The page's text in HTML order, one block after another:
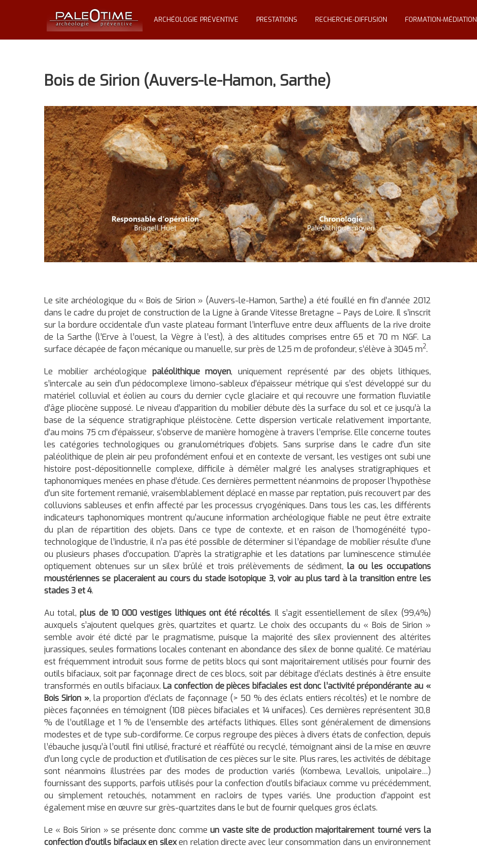
PALÉOTIME
Archéologie
ARCHÉOLOGIE PRÉVENTIVE PRESTATIONS RECHERCHE-DIFFUSION FORMATION-MÉDIATION
Bois de Sirion (Auvers-le-Hamon, Sarthe)
Le site archéologique du « Bois de Sirion » (Auvers-le-Hamon, Sarthe) a été fouillé en fin d’année 2012
dans le cadre du projet de construction de la Ligne à Grande Vitesse Bretagne – Pays de Loire. Il s’inscrit
sur la bordure occidentale d’un vaste plateau formant l’interfluve entre deux affluents de la rive droite
de la Sarthe (l’Erve à l’ouest, la Vègre à l’est), à des altitudes comprises entre 65 et 70 m NGF. La
surface décapée de façon mécanique ou manuelle, sur près de 1,25 m de profondeur, s’élève à 3045 m2.
Le mobilier archéologique paléolithique moyen, uniquement représenté par des objets lithiques,
s’intercale au sein d’un pédocomplexe limono-sableux d’épaisseur métrique qui s’est développé sur du
matériel colluvial et éolien au cours du dernier cycle glaciaire et qui recouvre une formation fluviatile
d’âge pliocène supposé. Le niveau d’apparition du mobilier débute dès la surface du sol et ce jusqu’à la
base de la séquence stratigraphique pléistocène. Cette dispersion verticale relativement importante,
d’au moins 75 cm d’épaisseur, s’observe de manière homogène à travers l’emprise. Elle concerne toutes
les catégories technologiques ou granulométriques d’objets. Sans surprise dans le cadre d’un site
paléolithique de plein air peu profondément enfoui et en contexte de versant, les vestiges ont subi une
histoire post-dépositionnelle complexe, difficile à démêler malgré les analyses stratigraphiques et
taphonomiques menées en phase d’étude. Ces dernières permettent néanmoins de proposer l’hypothèse
d’un site fortement remanié, vraisemblablement déplacé en masse par reptation, puis recouvert par des
colluvions sableuses et enfin affecté par les processus cryogéniques. Dans tous les cas, les différents
indicateurs taphonomiques montrent qu’aucune information archéologique fiable ne peut être extraite
du plan de répartition des objets. Dans ce type de contexte, et en raison de l’homogénéité typo-
technologique de l’industrie, il n’a pas été possible de déterminer si l’épandage de mobilier résulte d’une
ou plusieurs phases d’occupation. D’après la stratigraphie et les datations par luminescence stimulée
optiquement obtenues sur un silex brûlé et trois prélèvements de sédiment,la ou les occupations
moustériennes se placeraient au cours du stade isotopique 3, voir au plus tard à la transition entre les
stades 3 et 4.
Au total,plus de 10 000 vestiges lithiques ont été récoltés. Il s’agit essentiellement de silex (99,4%)
auxquels s’ajoutent quelques grès, quartzites et quartz. Le choix des occupants du « Bois de Sirion »
semble avoir été dicté par le pragmatisme, puisque la majorité des silex proviennent des altérites
jurassiques, seules formations locales contenant en abondance des silex de bonne qualité. Ce matériau
est fréquemment introduit sous forme de petits blocs qui sont majoritairement utilisés pour fournir des
outils bifaciaux, soit par façonnage direct de ces blocs, soit par débitage d’éclats destinés à être ensuite
transformés en outils bifaciaux.La confection de pièces bifaciales est donc l’activité prépondérante au «
Bois Sirion », la proportion d’éclats de façonnage (> 50 % des éclats entiers récoltés) et le nombre de
pièces façonnées en témoignent (108 pièces bifaciales et 14 unifaces). Ces dernières représentent 30,8
% de l’outillage et 1 % de l’ensemble des artéfacts lithiques. Elles sont généralement de dimensions
modestes et de type sub-cordiforme. Ce corpus regroupe des pièces à divers états de confection, depuis
l’ébauche jusqu’à l’outil fini utilisé, fracturé et réaffûté ou recyclé, témoignant ainsi de la mise en œuvre
d’un long cycle de production et d’utilisation de ces pièces sur le site. Plus rares, les activités de débitage
sont néanmoins illustrées par des modes de production variés (Kombewa, Levallois, unipolaire…)
fournissant des supports, parfois utilisés pour la confection d’outils bifaciaux comme vu précédemment,
ou simplement retouchés, notamment en racloirs de types variés. Une production d’appoint est
également mise en œuvre sur grès-quartzites dans le but de fournir quelques gros éclats.
Le « Bois Sirion » se présente donc commeun vaste site de production majoritairement tourné vers la
confection d’outils bifaciaux en silexen relation directe avec leur consommation dans un environnement